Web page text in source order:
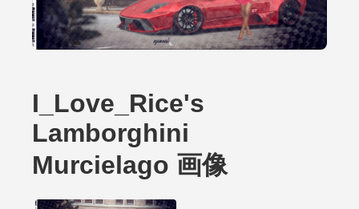
I_Love_Rice's
Lamborghini
Murcielago 画像